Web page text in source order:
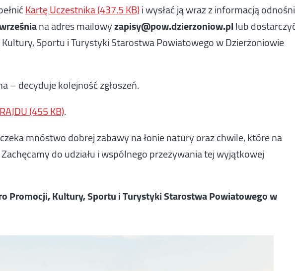
Kartę Uczestnika (437.5 KB)i wysłać ją wraz z informacją
na adres mailowyzapisy@pow.dzierzoniow.pllub
Sportu i Turystyki Starostwa Powiatowego w Dzierżoniowie
– decyduje kolejność zgłoszeń.
(455 KB).
mnóstwo dobrej zabawy na łonie natury oraz chwile, które na
do udziału i wspólnego przeżywania tej wyjątkowej
Promocji, Kultury, Sportu i Turystyki Starostwa Powiatowego w